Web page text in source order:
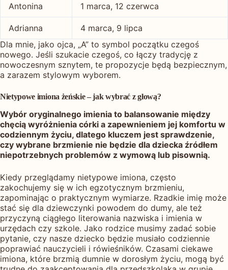
Antonina 1 marca, 12 czerwca
Adrianna
4 marca, 9 lipca
Dla mnie, jako ojca, „A” to symbol początku czegoś
nowego. Jeśli szukacie czegoś, co łączy tradycję z
nowoczesnym sznytem, te propozycje będą bezpiecznym,
a zarazem stylowym wyborem.
Nietypowe imiona żeńskie – jak wybrać z głową?
Wybór oryginalnego imienia to balansowanie między
chęcią wyróżnienia córki a zapewnieniem jej komfortu w
codziennym życiu, dlatego kluczem jest sprawdzenie,
czy wybrane brzmienie nie będzie dla dziecka źródłem
niepotrzebnych problemów z wymową lub pisownią.
Kiedy przeglądamy nietypowe imiona, często
zakochujemy się w ich egzotycznym brzmieniu,
zapominając o praktycznym wymiarze. Rzadkie imię może
stać się dla dziewczynki powodem do dumy, ale też
przyczyną ciągłego literowania nazwiska i imienia w
urzędach czy szkole. Jako rodzice musimy zadać sobie
pytanie, czy nasze dziecko będzie musiało codziennie
poprawiać nauczycieli i rówieśników. Czasami ciekawe
imiona, które brzmią dumnie w dorosłym życiu, mogą być